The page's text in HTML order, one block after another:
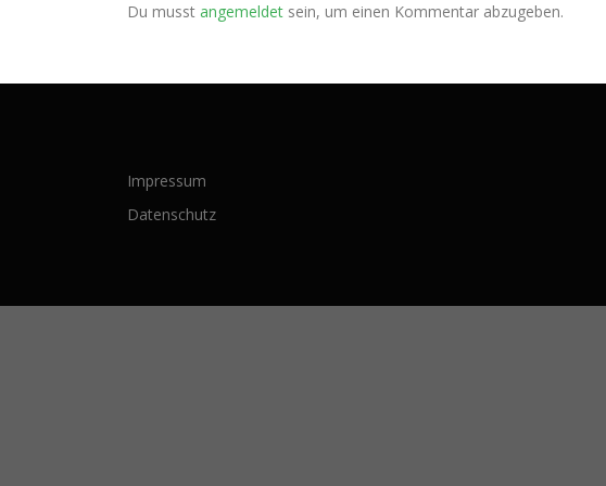
Du musst angemeldet sein, um einen Kommentar abzugeben.
Impressum
Datenschutz